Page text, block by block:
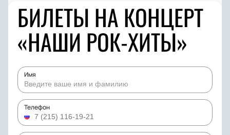
БИЛЕТЫ НА КОНЦЕРТ
«НАШИ РОК-ХИТЫ»
Имя
Телефон